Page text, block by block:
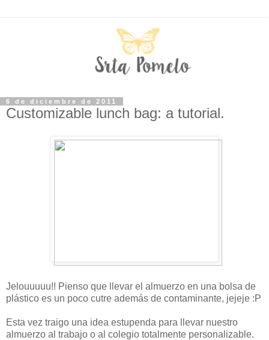
6 de diciembre de 2011
Customizable lunch bag: a tutorial.
Jelouuuuu!! Pienso que llevar el almuerzo en una bolsa de
plástico es un poco cutre además de contaminante, jejeje :P
Esta vez traigo una idea estupenda para llevar nuestro
almuerzo al trabajo o al colegio totalmente personalizable.